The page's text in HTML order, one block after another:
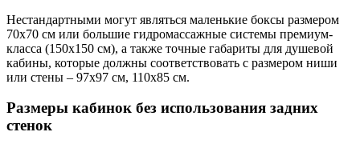
Нестандартными могут являться маленькие боксы размером
70х70 см или большие гидромассажные системы премиум-
класса (150х150 см), а также точные габариты для душевой
кабины, которые должны соответствовать с размером ниши
или стены – 97х97 см, 110х85 см.
Размеры кабинок без использования задних
стенок